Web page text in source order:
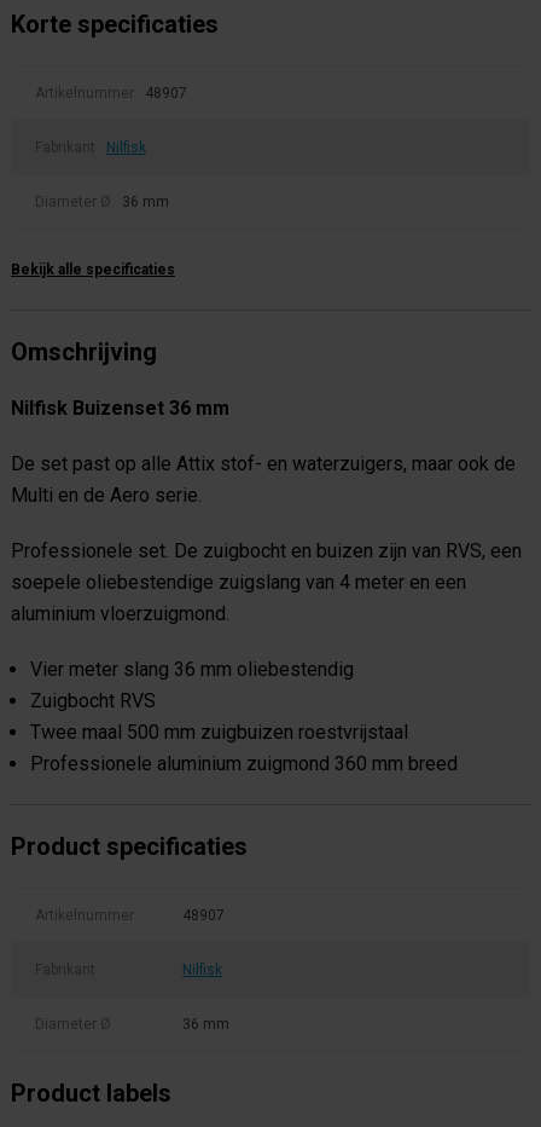
Korte specificaties
Artikelnummer: 48907
Fabrikant: Nilfisk
Diameter Ø: 36 mm
Bekijk alle specificaties
Omschrijving
Nilfisk Buizenset 36 mm
De set past op alle Attix stof- en waterzuigers, maar ook de
Multi en de Aero serie.
Professionele set. De zuigbocht en buizen zijn van RVS, een
soepele oliebestendige zuigslang van 4 meter en een
aluminium vloerzuigmond.
Vier meter slang 36 mm oliebestendig
Zuigbocht RVS
Twee maal 500 mm zuigbuizen roestvrijstaal
Professionele aluminium zuigmond 360 mm breed
Product specificaties
Artikelnummer 48907
Fabrikant: Nilfisk
Diameter Ø 36 mm
Product labels